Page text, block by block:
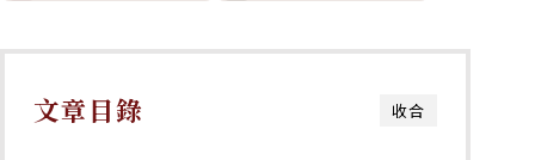
收合
文章目錄